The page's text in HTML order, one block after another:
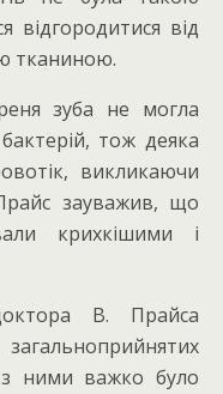
відгородитися від
тканиною.
зуба не могла
тож деяка
викликаючи
зауважив, що
крихкішими і
В. Прайса
з ними важко було